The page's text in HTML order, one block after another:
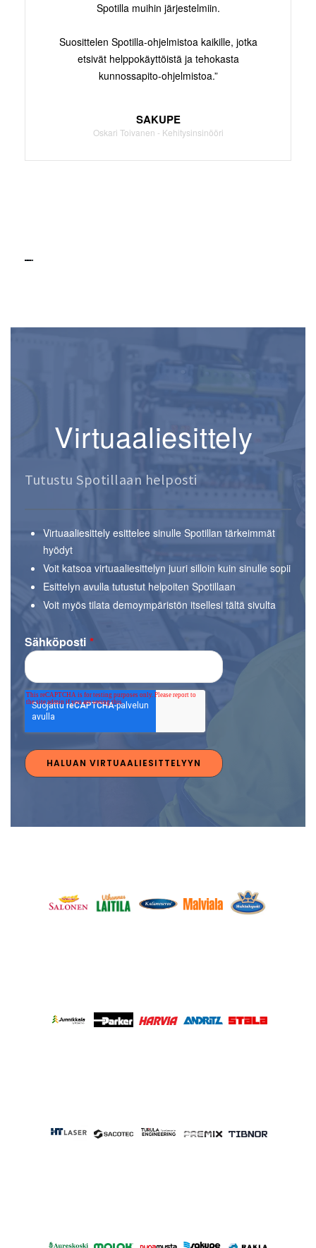
Spotilla muihin järjestelmiin.
Suosittelen Spotilla-ohjelmistoa kaikille, jotka
etsivät helppokäyttöistä ja tehokasta
kunnossapito-ohjelmistoa.”
SAKUPE
Oskari Toivanen - Kehitysinsinööri
Virtuaaliesittely
Tutustu Spotillaan helposti
Virtuaaliesittely esittelee sinulle Spotillan tärkeimmät
hyödyt
Voit katsoa virtuaaliesittelyn juuri silloin kuin sinulle sopii
Esittelyn avulla tutustut helpoiten Spotillaan
Voit myös tilata demoympäristön itsellesi tältä sivulta
Sähköposti *